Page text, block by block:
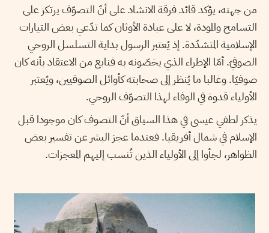
من جهته، يؤكد قائد فرقة الانشاد على أنّ التصوّف يرتكز على
التسامح والمودة، لا على عبادة الأوثان كما تدّعي بعض التيارات
الإسلامية المتشدّدة. إذ يُعتبر الرسول بداية التسلسل الروحي
الصوفيّ. أمّا الإطراء الذي يخصّونه به فنابع من الاعتقاد بأنه كان
صوفيّا. وغالبا ما يُنظر إلى صحابته كأوائل الصوفيين، ويُعتبر
الأولياء قدوة في الوفاء لهذا التصوّف الروحي.
يذكر لطفي عيسى في هذا السياق أنّ التصوف كان موجودا قبل
الإسلام في شمال أفريقيا. فعندما عجز البشر عن تفسير بعض
الظواهر، لجأوا إلى الأولياء الذين تُنسب إليهم المعجزات.